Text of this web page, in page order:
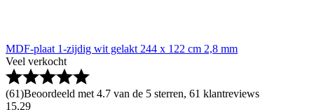
MDF-plaat 1-zijdig wit gelakt 244 x 122 cm 2,8 mm
Veel verkocht
(61)Beoordeeld met 4.7 van de 5 sterren, 61 klantreviews
15.29